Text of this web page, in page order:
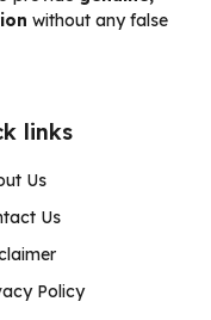
without any false
links
Us
Us
Policy